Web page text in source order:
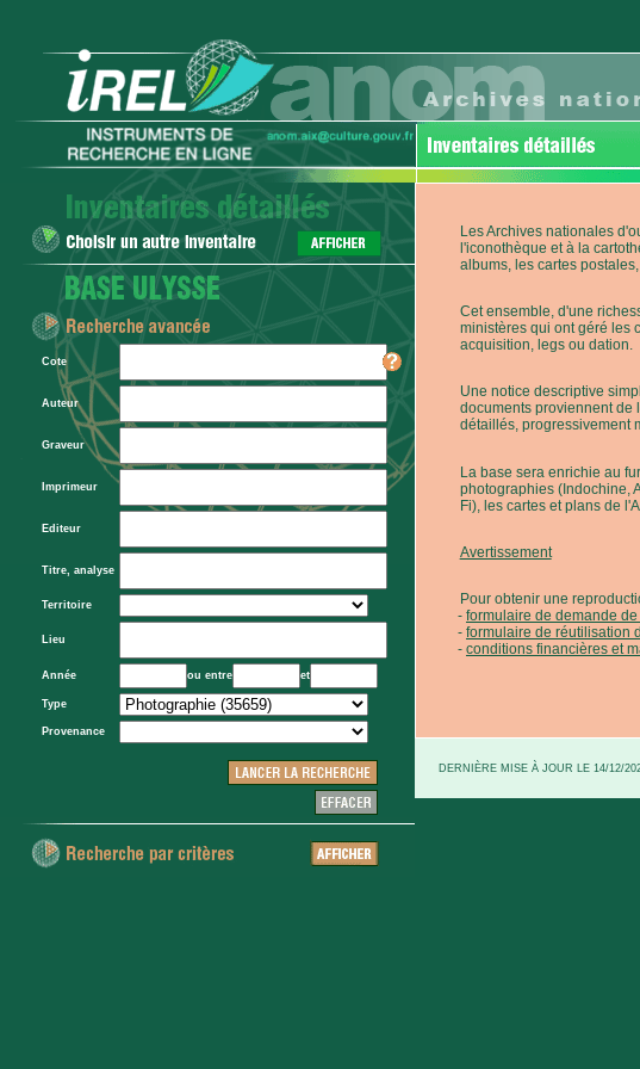
Cote
Auteur
Graveur
Imprimeur
Editeur
Titre, analyse
Territoire
Lieu
Année ou entre et
Type
Provenance
Les Archives nationales
l'iconothèque et à la
albums, les cartes
Cet ensemble, d'une
ministères qui ont géré les
acquisition, legs ou dation.
Une notice descriptive
documents proviennent de
détaillés, progressivement
La base sera enrichie au
photographies (Indochine,
Fi), les cartes et plans de
Avertissement
Pour obtenir une
formulaire de demande
formulaire de réutilisation
conditions financières et
DERNIÈRE MISE À JOUR LE 14/12/